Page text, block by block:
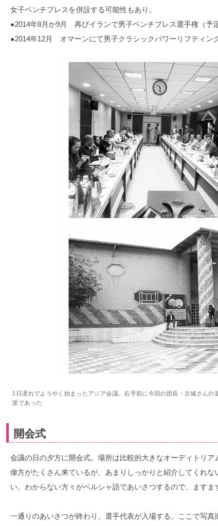
女子ベンチプレスを併設する可能性もあり。
●2014年8月か9月 再びイランで男子ベンチプレス選手権（予
●2014年12月 オマーンにて男子クラシックパワーリフティン
1日遅れでようやく始まったアジア会議。右手前に今回の団長・古城さん
派であった
開会式
会議の日の夕方に開会式。場所は比較的大きなオーディトリ
偉方がたくさん来ているが、あまりしっかりと紹介してくれ
い。わからない方々がペルシャ語であいさつするので、ますま
一通りのあいさつが終わり、選手代表が入場する。ここで写